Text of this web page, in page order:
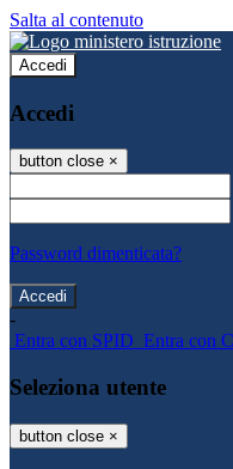
Salta al contenuto
Accedi
Accedi
button close ×
Password dimenticata?
-
Entra con SPID Entra con
Seleziona utente
button close ×